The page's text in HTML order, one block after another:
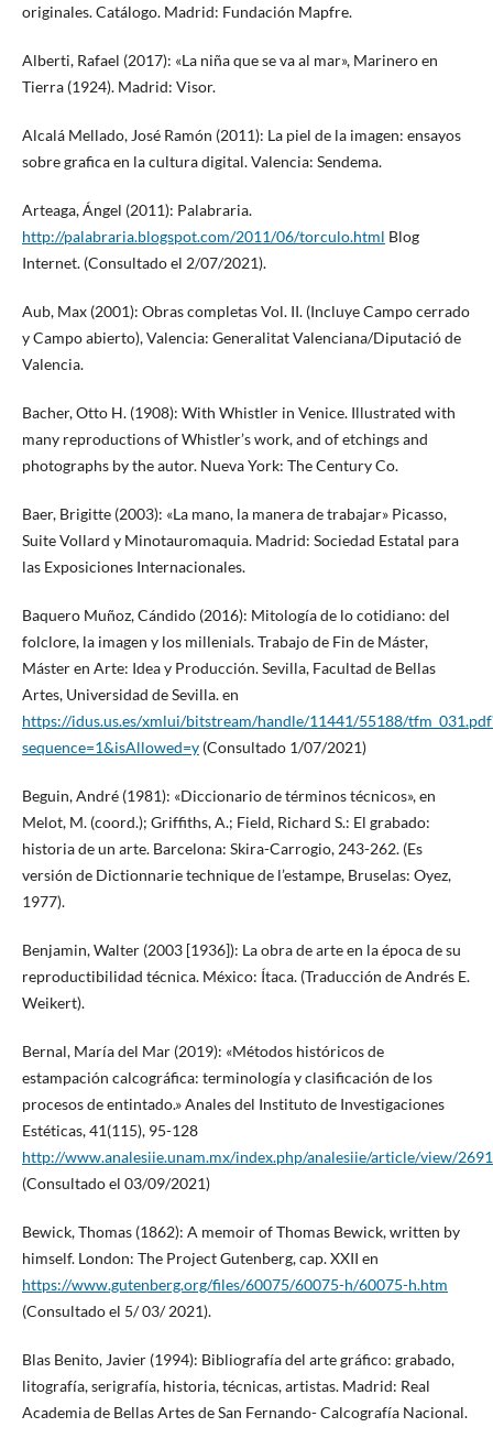
originales. Catálogo. Madrid: Fundación Mapfre.
Alberti, Rafael (2017): «La niña que se va al mar», Marinero en
Tierra (1924). Madrid: Visor.
Alcalá Mellado, José Ramón (2011): La piel de la imagen: ensayos
sobre grafica en la cultura digital. Valencia: Sendema.
Arteaga, Ángel (2011): Palabraria.
http://palabraria.blogspot.com/2011/06/torculo.html Blog
Internet. (Consultado el 2/07/2021).
Aub, Max (2001): Obras completas Vol. II. (Incluye Campo cerrado
y Campo abierto), Valencia: Generalitat Valenciana/Diputació de
Valencia.
Bacher, Otto H. (1908): With Whistler in Venice. Illustrated with
many reproductions of Whistler’s work, and of etchings and
photographs by the autor. Nueva York: The Century Co.
Baer, Brigitte (2003): «La mano, la manera de trabajar» Picasso,
Suite Vollard y Minotauromaquia. Madrid: Sociedad Estatal para
las Exposiciones Internacionales.
Baquero Muñoz, Cándido (2016): Mitología de lo cotidiano: del
folclore, la imagen y los millenials. Trabajo de Fin de Máster,
Máster en Arte: Idea y Producción. Sevilla, Facultad de Bellas
Artes, Universidad de Sevilla. en
https://idus.us.es/xmlui/bitstream/handle/11441/55188/
sequence=1&isAllowed=y(Consultado 1/07/2021)
Beguin, André (1981): «Diccionario de términos técnicos», en
Melot, M. (coord.); Griffiths, A.; Field, Richard S.: El grabado:
historia de un arte. Barcelona: Skira-Carrogio, 243-262. (Es
versión de Dictionnarie technique de l’estampe, Bruselas: Oyez,
1977).
Benjamin, Walter (2003 [1936]): La obra de arte en la época de su
reproductibilidad técnica. México: Ítaca. (Traducción de Andrés E.
Weikert).
Bernal, María del Mar (2019): «Métodos históricos de
estampación calcográfica: terminología y clasificación de los
procesos de entintado.» Anales del Instituto de Investigaciones
Estéticas, 41(115), 95-128
http://www.analesiie.unam.mx/index.php/analesiie/article/view/2691
(Consultado el 03/09/2021)
Bewick, Thomas (1862): A memoir of Thomas Bewick, written by
himself. London: The Project Gutenberg, cap. XXII en
https://www.gutenberg.org/files/60075/60075-h/60075-h.htm
(Consultado el 5/ 03/ 2021).
Blas Benito, Javier (1994): Bibliografía del arte gráfico: grabado,
litografía, serigrafía, historia, técnicas, artistas. Madrid: Real
Academia de Bellas Artes de San Fernando- Calcografía Nacional.